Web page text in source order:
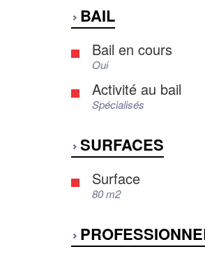
BAIL
Bail en cours
Oui
Activité au bail
Spécialisés
SURFACES
Surface
80 m2